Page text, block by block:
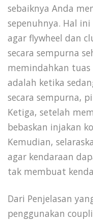
sebaiknya Anda
sepenuhnya. Hal
agar flywheel dan
secara sempurna
memindahkan tuas
adalah ketika
secara sempurna,
Ketiga, setelah
bebaskan injakan
Kemudian,
agar kendaraan
tak membuat
Dari Penjelasan
penggunakan